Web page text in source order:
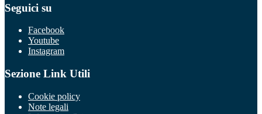
Seguici su
Facebook
Youtube
Instagram
Sezione Link Utili
Cookie policy
Note legali